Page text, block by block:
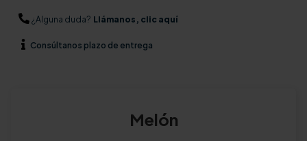
¿Alguna duda? Llámanos, clic aquí
Consúltanos plazo de entrega
Melón